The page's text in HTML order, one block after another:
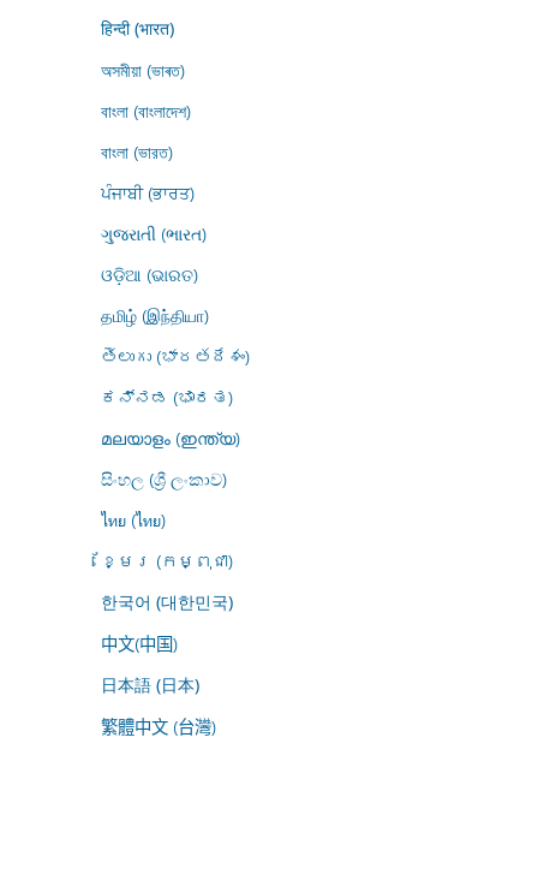
हिन्दी (भारत)
অসমীয়া (ভাৰত)
বাংলা (বাংলাদেশ)
বাংলা (ভারত)
ਪੰਜਾਬੀ (ਭਾਰਤ)
ગુજરાતી (ભારત)
ଓଡ଼ିଆ (ଭାରତ)
தமிழ் (இந்தியா)
తెలుగు (భారతదేశం)
ಕನ್ನಡ (ಭಾರತ)
മലയാളം (ഇന്ത്യ)
සිංහල (ශ්‍රී ලංකාව)
ไทย (ไทย)
ខ្មែរ (កម្ពុជា)
한국어 (대한민국)
中文(中国)
日本語 (日本)
繁體中文 (台灣)